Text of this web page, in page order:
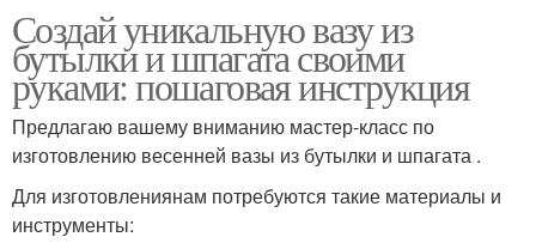
Создай уникальную вазу из
бутылки и шпагата своими
руками: пошаговая инструкция
Предлагаю вашему вниманию мастер-класс по
изготовлению весенней вазы из бутылки и шпагата .
Для изготовлениянам потребуются такие материалы и
инструменты: